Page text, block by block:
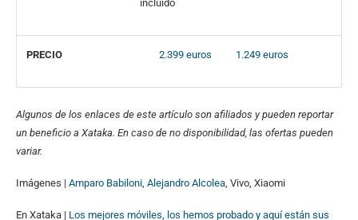
incluido
PRECIO 2.399 euros 1.249 euros
Algunos de los enlaces de este artículo son afiliados y pueden reportar
un beneficio a Xataka. En caso de no disponibilidad, las ofertas pueden
variar.
Imágenes | Amparo Babiloni, Alejandro Alcolea, Vivo, Xiaomi
En Xataka | Los mejores móviles, los hemos probado y aquí están sus